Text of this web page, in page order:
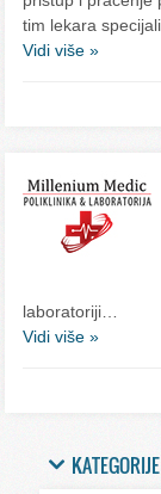
tim lekara
Vidi više »
laboratoriji…
Vidi više »
KATEGORIJE